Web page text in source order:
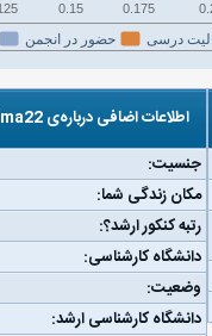
درسی حضور در انجمن
0.15 0.175
اطلاعات اضافی درباره‌ی nima22
جنسیت:
مکان زندگی شما:
رتبه کنکور ارشد؟:
دانشگاه کارشناسی:
وضعیت:
دانشگاه کارشناسی ارشد: